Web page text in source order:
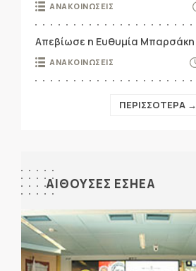
ΑΝΑΚΟΙΝΩΣΕΙΣ
Απεβίωσε η Ευθυμία Μπαρσάκη
ΑΝΑΚΟΙΝΩΣΕΙΣ
ΠΕΡΙΣΣΟΤΕΡΑ →
ΑΙΘΟΥΣΕΣ ΕΣΗΕΑ